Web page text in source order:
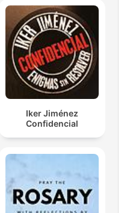
Iker Jiménez
Confidencial